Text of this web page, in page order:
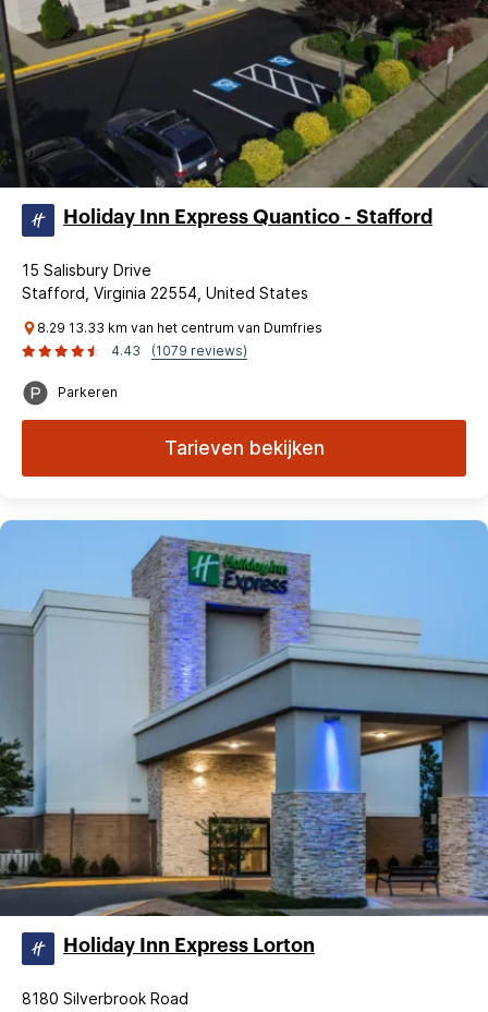
Holiday Inn Express Quantico - Stafford
15 Salisbury Drive
Stafford, Virginia 22554, United States
8.29 13.33 km van het centrum van Dumfries
4.43
(1079 reviews)
Parkeren
Tarieven bekijken
Holiday Inn Express Lorton
8180 Silverbrook Road